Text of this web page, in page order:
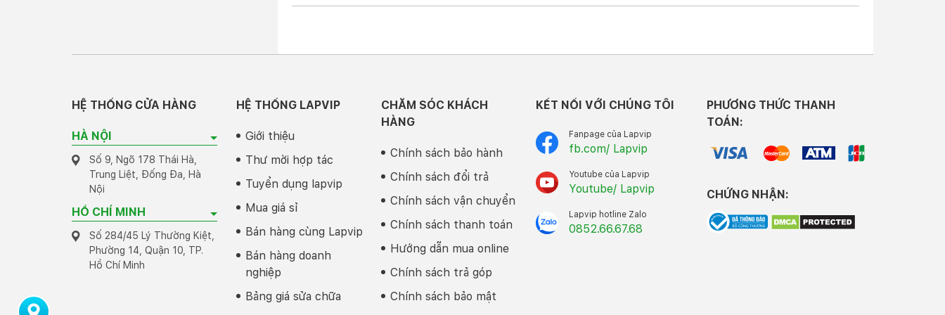
Tuy nhiên, nếu quan sát kỹ bạn sẽ thấy chiếc
2 được hoàn thiện 100% từ chất liệu nhôm mang đến sự chắc chắn và bền bỉ hơn. Việc chuyển hoàn toàn sang chất
HỆ THỐNG CỬA HÀNG
HÀ NỘI
Số 9, Ngõ 178 Thái Hà,
Trung Liệt, Đống Đa, Hà
Nội
HỒ CHÍ MINH
Số 284/45 Lý Thường Kiệt,
Phường 14, Quận 10, TP.
Hồ Chí Minh
HỆ THỐNG LAPVIP
Giới thiệu
Thư mời hợp tác
Tuyển dụng lapvip
Mua giá sỉ
Bán hàng cùng Lapvip
Bán hàng doanh
nghiệp
Bảng giá sửa chữa
CHĂM SÓC KHÁCH
HÀNG
Chính sách bảo hành
Chính sách đổi trả
Chính sách vận chuyển
Chính sách thanh toán
Hướng dẫn mua online
Chính sách trả góp
Chính sách bảo mật
KẾT NỐI VỚI CHÚNG TÔI
Fanpage của Lapvip
fb.com/ Lapvip
Youtube của Lapvip
Youtube/ Lapvip
Lapvip hotline Zalo
0852.66.67.68
PHƯƠNG THỨC THANH
TOÁN:
CHỨNG NHẬN: